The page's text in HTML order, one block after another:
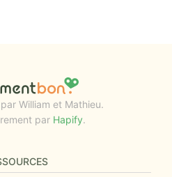
William et Mathieu.
par Hapify.